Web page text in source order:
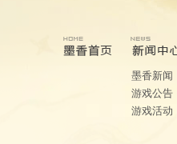
墨香新闻
游戏公告
游戏活动